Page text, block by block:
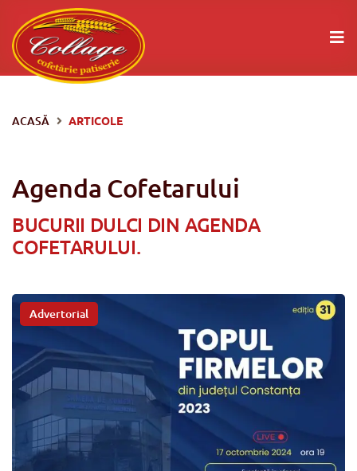
ACASĂ ARTICOLE
Agenda Cofetarului
BUCURII DULCI DIN AGENDA
COFETARULUI.
Advertorial